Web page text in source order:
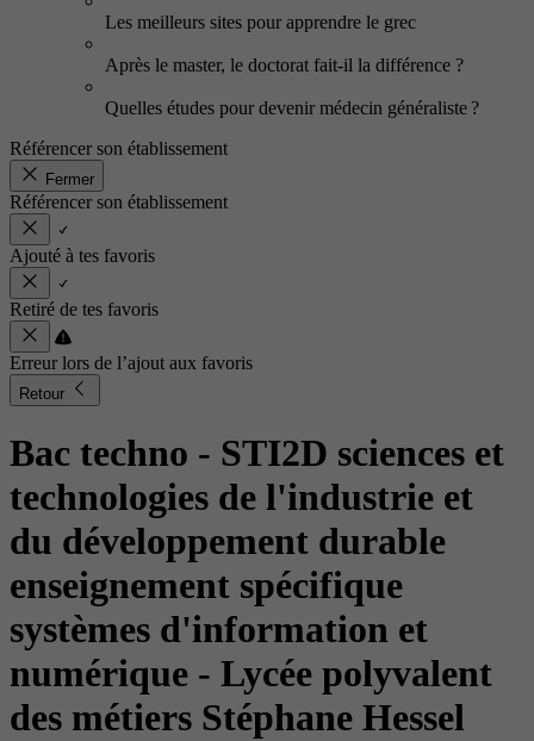
Les meilleurs sites pour apprendre le grec
Après le master, le doctorat fait-il la différence ?
Quelles études pour devenir médecin généraliste ?
Référencer son établissement
Fermer
Référencer son établissement
Ajouté à tes favoris
Retiré de tes favoris
Erreur lors de l’ajout aux favoris
Retour
Bac techno - STI2D sciences et
technologies de l'industrie et
du développement durable
enseignement spécifique
systèmes d'information et
numérique - Lycée polyvalent
des métiers Stéphane Hessel